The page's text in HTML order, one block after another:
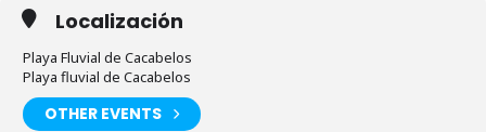
Localización
Playa Fluvial de Cacabelos
Playa fluvial de Cacabelos
OTHER EVENTS